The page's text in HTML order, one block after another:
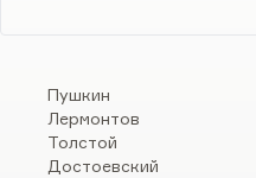
Пушкин
Лермонтов
Толстой
Достоевский